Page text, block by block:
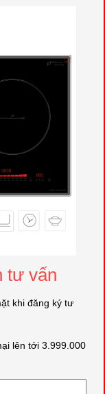
tư vấn
khi đăng ký tư
lên tới 3.999.000